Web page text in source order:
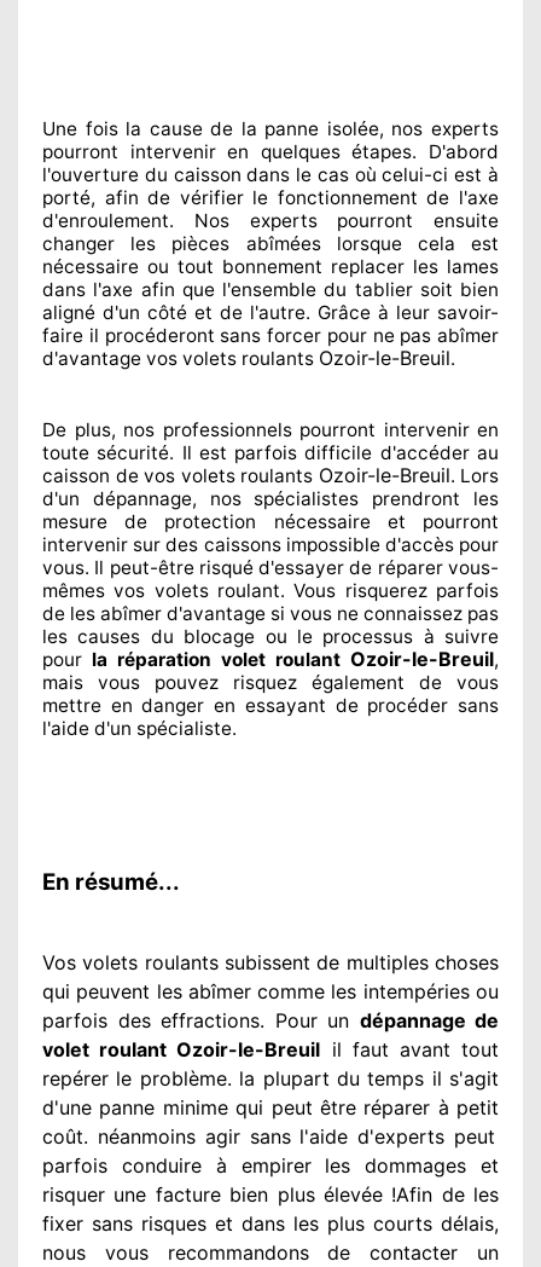
Une fois la causede la panne isolée, nos experts
pourront interveniren quelques étapes. D'abord
l'ouverture du caisson dans le cas où celui-ci est à
porté, afin de vérifier le fonctionnement de l'axe
d'enroulement. Nos expertspourront ensuite
changer les pièces abîméeslorsque cela est
nécessaire ou tout bonnement replacer les lames
dans l'axe afin que l'ensemble du tablier soit bien
aligné d'un côté et de l'autre. Grâce à leur savoir-
faire il procéderont sans forcer pourne pas abîmer
d'avantage vos volets roulants Ozoir-le-Breuil.
De plus, nos professionnelspourront interveniren
toute sécurité. Il est parfois difficile d'accéder au
caisson de vos volets roulants Ozoir-le-Breuil. Lors
d'un dépannage, nos spécialistes prendront les
mesure de protection nécessaireet pourront
intervenir sur des caissons impossible d'accès pour
vous. Il peut-être risquéd'essayer de réparervous-
mêmes vos volets roulant. Vous risquerez parfois
de les abîmer d'avantage si vous ne connaissez pas
les causes du blocage ou le processus à suivre
pour la réparation volet roulant Ozoir-le-Breuil,
mais vous pouvez risquez également de vous
mettre en danger en essayant de procéder sans
l'aide d'un spécialiste.
En résumé...
Vos volets roulants subissent de multipleschoses
qui peuvent les abîmercomme les intempéries ou
parfois des effractions. Pour un dépannage de
volet roulant Ozoir-le-Breuil il faut avant tout
repérer le problème. la plupart du temps il s'agit
d'une panne minime qui peut être réparer à petit
coût. néanmoinsagirsans l'aide d'experts peut
parfois conduire à empirerles dommages et
risquer une facture bien plus élevée!Afin de les
fixer sans risques et dans les plus courts délais,
nous vous recommandonsde contacter un